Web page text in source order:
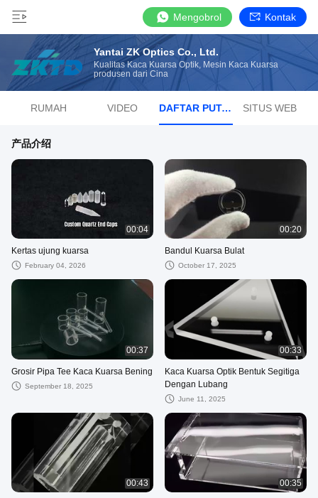
Mengobrol Kontak
Yantai ZK Optics Co., Ltd.
Kualitas Kaca Kuarsa Optik, Mesin Kaca Kuarsa
produsen dari Cina
RUMAH VIDEO DAFTAR PUTAR SITUS WEB
产品介绍
00:04
Kertas ujung kuarsa
February 04, 2026
00:20
Bandul Kuarsa Bulat
October 17, 2025
00:37
Grosir Pipa Tee Kaca Kuarsa Bening
September 18, 2025
00:33
Kaca Kuarsa Optik Bentuk Segitiga
Dengan Lubang
June 11, 2025
00:43 00:35